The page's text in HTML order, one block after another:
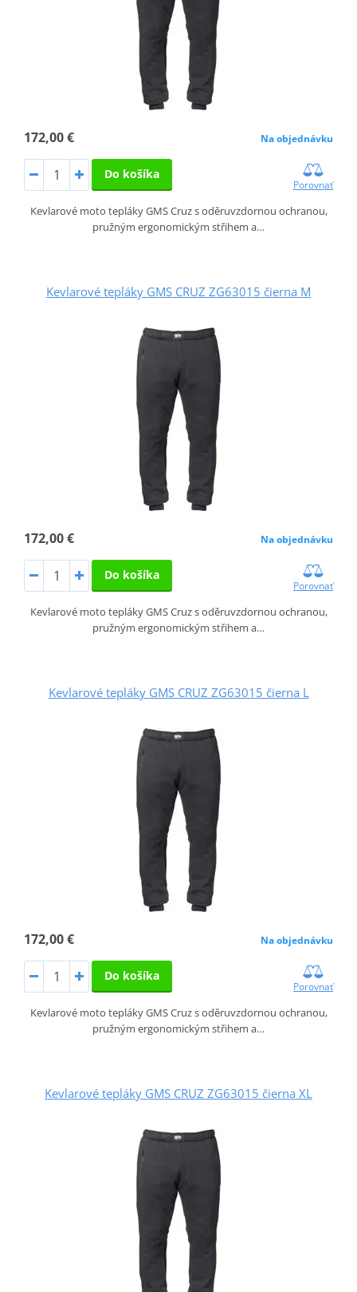
172,00 € Na objednávku
Do košíka
Porovnať
Kevlarové moto tepláky GMS Cruz s oděruvzdornou ochranou,
pružným ergonomickým střihem a…
Kevlarové tepláky GMS CRUZ ZG63015 čierna M
172,00 € Na objednávku
Do košíka
Porovnať
Kevlarové moto tepláky GMS Cruz s oděruvzdornou ochranou,
pružným ergonomickým střihem a…
Kevlarové tepláky GMS CRUZ ZG63015 čierna L
172,00 € Na objednávku
Do košíka
Porovnať
Kevlarové moto tepláky GMS Cruz s oděruvzdornou ochranou,
pružným ergonomickým střihem a…
Kevlarové tepláky GMS CRUZ ZG63015 čierna XL